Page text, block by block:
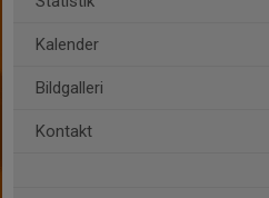
Kalender
Bildgalleri
Kontakt